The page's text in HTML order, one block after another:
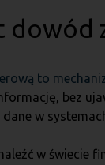
dowód
to
bez
w
w świecie